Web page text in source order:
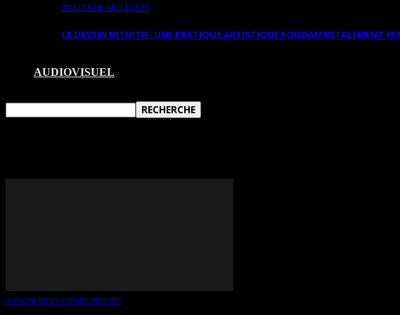
TEXTES DE RÉFLEXION
LE DESSIN INTUITIF. UNE PRATIQUE ARTISTIQUE FONDAMENTALEMENT
AUDIOVISUEL
ANNONCES ET COMMUNIQUÉS